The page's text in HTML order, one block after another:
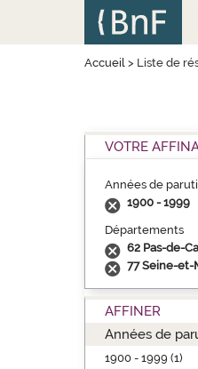
Accueil> Liste de
VOTRE
Années de
1900 - 1999
Départements
62 Pas-de-
77 Seine-et-
AFFINER
Années de
1900 - 1999 (1)
Panneau de gestion des cookies